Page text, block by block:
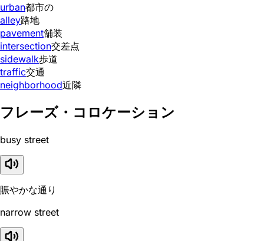
urban都市の
alley路地
pavement舗装
intersection交差点
sidewalk歩道
traffic交通
neighborhood近隣
フレーズ・コロケーション
busy street
賑やかな通り
narrow street